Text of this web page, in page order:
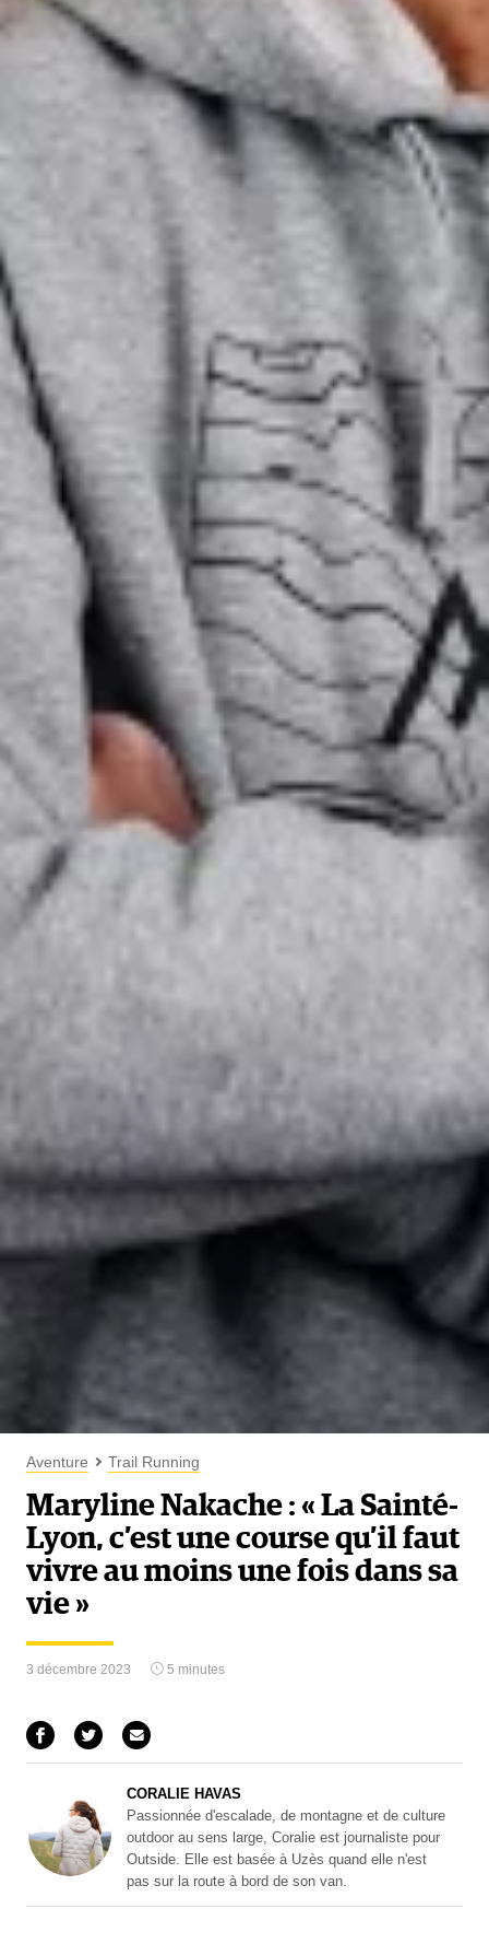
Aventure Trail Running
Maryline Nakache : « La Sainté-
Lyon, c’est une course qu’il faut
vivre au moins une fois dans sa
vie »
3 décembre 2023 5 minutes
CORALIE HAVAS
Passionnée d'escalade, de montagne et de culture
outdoor au sens large, Coralie est journaliste pour
Outside. Elle est basée à Uzès quand elle n'est
pas sur la route à bord de son van.